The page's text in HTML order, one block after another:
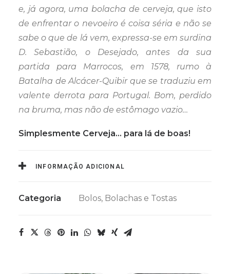
e, já agora, uma bolacha de cerveja, que isto
de enfrentar o nevoeiro é coisa séria e não se
sabe o que de lá vem, expressa-se em surdina
D. Sebastião, o Desejado, antes da sua
partida para Marrocos, em 1578, rumo à
Batalha de Alcácer-Quibir que se traduziu em
valente derrota para Portugal. Bom, perdido
na bruma, mas não de estômago vazio…
Simplesmente Cerveja… para lá de boas!
INFORMAÇÃO ADICIONAL
Categoria Bolos, Bolachas e Tostas